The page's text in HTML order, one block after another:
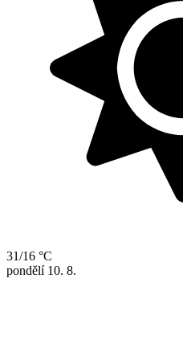
31/16 °C
pondělí 10. 8.